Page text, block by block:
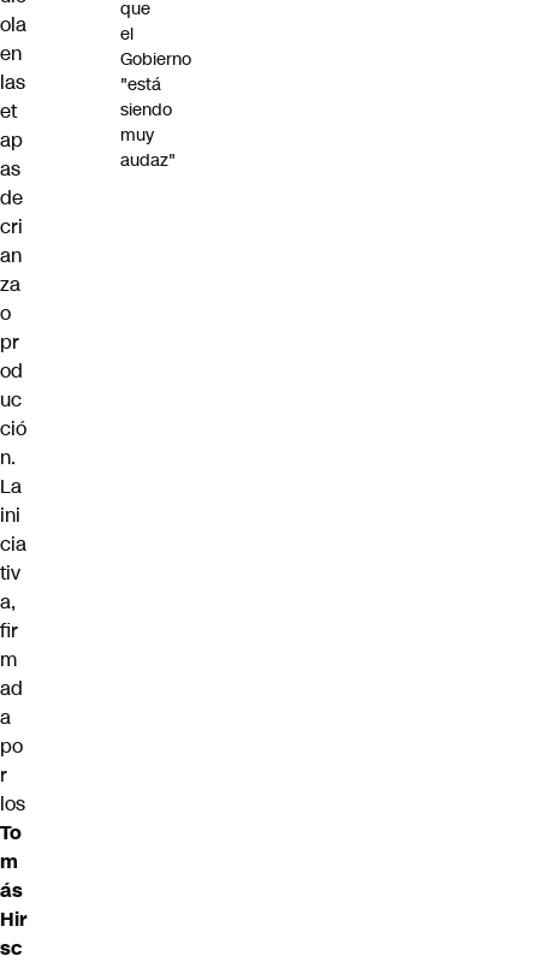
ola
en
las
et
ap
as
de
cri
an
za
o
pr
od
uc
ció
n.
La
ini
cia
tiv
a,
fir
m
ad
a
po
r
los
To
m
ás
Hir
sc
que
el
Gobierno
"está
siendo
muy
audaz"